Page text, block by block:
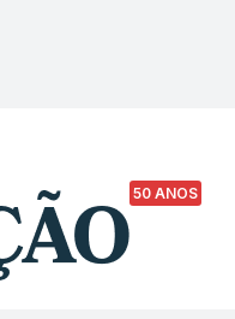
50 ANOS